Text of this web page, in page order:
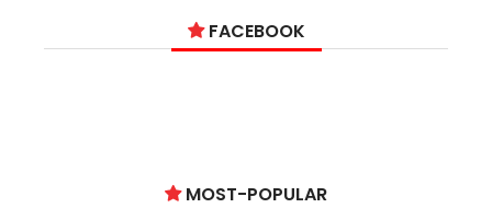
FACEBOOK
MOST-POPULAR